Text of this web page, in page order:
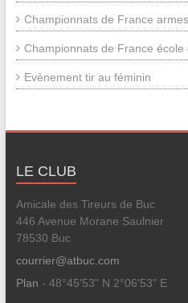
Championnats de France
Championnats de France école
Evènement tir au féminin
LE CLUB
Amicale des Tireurs de Buc
446 Avenue Morane Saulnier
78530 Buc
courrier@atbuc.com
Plan - 48°45'53" N 2°06'53" E